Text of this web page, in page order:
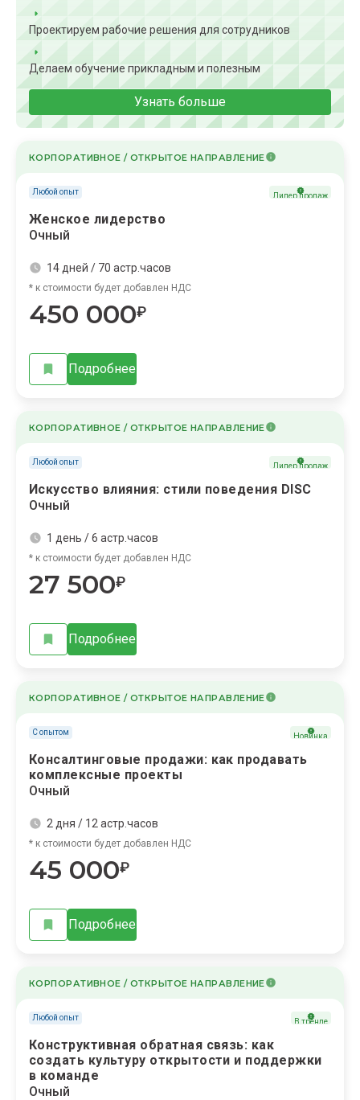
Проектируем рабочие решения для сотрудников
Делаем обучение прикладным и полезным
Узнать больше
КОРПОРАТИВНОЕ / ОТКРЫТОЕ НАПРАВЛЕНИЕ
Любой опыт Лидер продаж
Женское лидерство
Очный
14 дней / 70 астр.часов
* к стоимости будет добавлен НДС
450 000₽
Подробнее
КОРПОРАТИВНОЕ / ОТКРЫТОЕ НАПРАВЛЕНИЕ
Любой опыт Лидер продаж
Искусство влияния: стили поведения DISC
Очный
1 день / 6 астр.часов
* к стоимости будет добавлен НДС
27 500₽
Подробнее
КОРПОРАТИВНОЕ / ОТКРЫТОЕ НАПРАВЛЕНИЕ
С опытом Новинка
Консалтинговые продажи: как продавать
комплексные проекты
Очный
2 дня / 12 астр.часов
* к стоимости будет добавлен НДС
45 000₽
Подробнее
КОРПОРАТИВНОЕ / ОТКРЫТОЕ НАПРАВЛЕНИЕ
Любой опыт В тренде
Конструктивная обратная связь: как
создать культуру открытости и поддержки
в команде
Очный